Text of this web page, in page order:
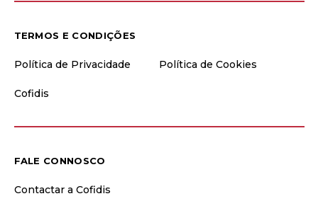
TERMOS E CONDIÇÕES
Política de Privacidade Política de Cookies
Cofidis
FALE CONNOSCO
Contactar a Cofidis